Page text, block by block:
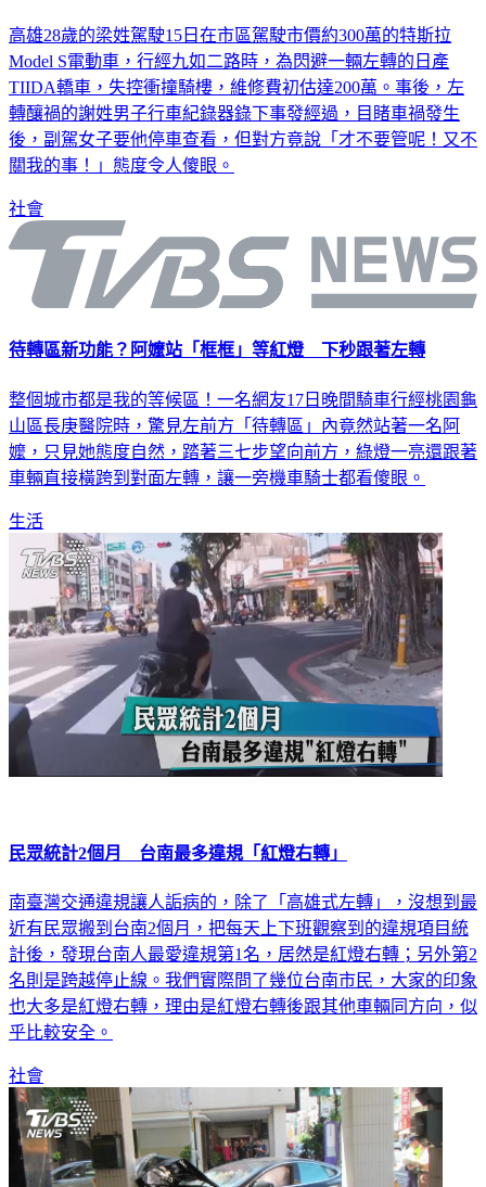
高雄28歲的梁姓駕駛15日在市區駕駛市價約300萬的特斯拉
Model S電動車，行經九如二路時，為閃避一輛左轉的日產
TIIDA轎車，失控衝撞騎樓，維修費初估達200萬。事後，左
轉釀禍的謝姓男子行車紀錄器錄下事發經過，目睹車禍發生
後，副駕女子要他停車查看，但對方竟說「才不要管呢！又不
關我的事！」態度令人傻眼。
社會
待轉區新功能？阿嬤站「框框」等紅燈 下秒跟著左轉
整個城市都是我的等候區！一名網友17日晚間騎車行經桃園龜
山區長庚醫院時，驚見左前方「待轉區」內竟然站著一名阿
嬤，只見她態度自然，踏著三七步望向前方，綠燈一亮還跟著
車輛直接橫跨到對面左轉，讓一旁機車騎士都看傻眼。
生活
民眾統計2個月 台南最多違規「紅燈右轉」
南臺灣交通違規讓人詬病的，除了「高雄式左轉」，沒想到最
近有民眾搬到台南2個月，把每天上下班觀察到的違規項目統
計後，發現台南人最愛違規第1名，居然是紅燈右轉；另外第2
名則是跨越停止線。我們實際問了幾位台南市民，大家的印象
也大多是紅燈右轉，理由是紅燈右轉後跟其他車輛同方向，似
乎比較安全。
社會